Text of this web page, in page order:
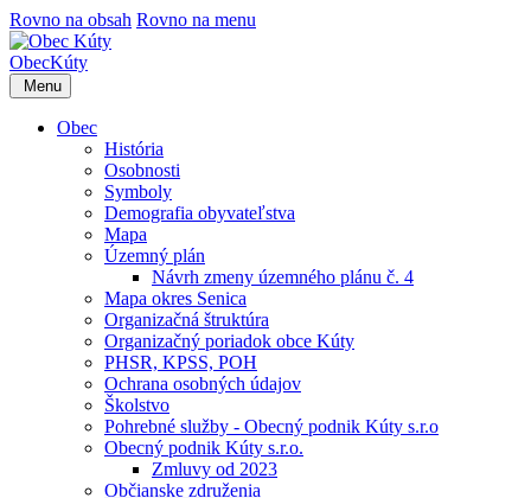
Rovno na obsah Rovno na menu
ObecKúty
Menu
Obec
História
Osobnosti
Symboly
Demografia obyvateľstva
Mapa
Územný plán
Návrh zmeny územného plánu č. 4
Mapa okres Senica
Organizačná štruktúra
Organizačný poriadok obce Kúty
PHSR, KPSS, POH
Ochrana osobných údajov
Školstvo
Pohrebné služby - Obecný podnik Kúty s.r.o
Obecný podnik Kúty s.r.o.
Zmluvy od 2023
Občianske združenia